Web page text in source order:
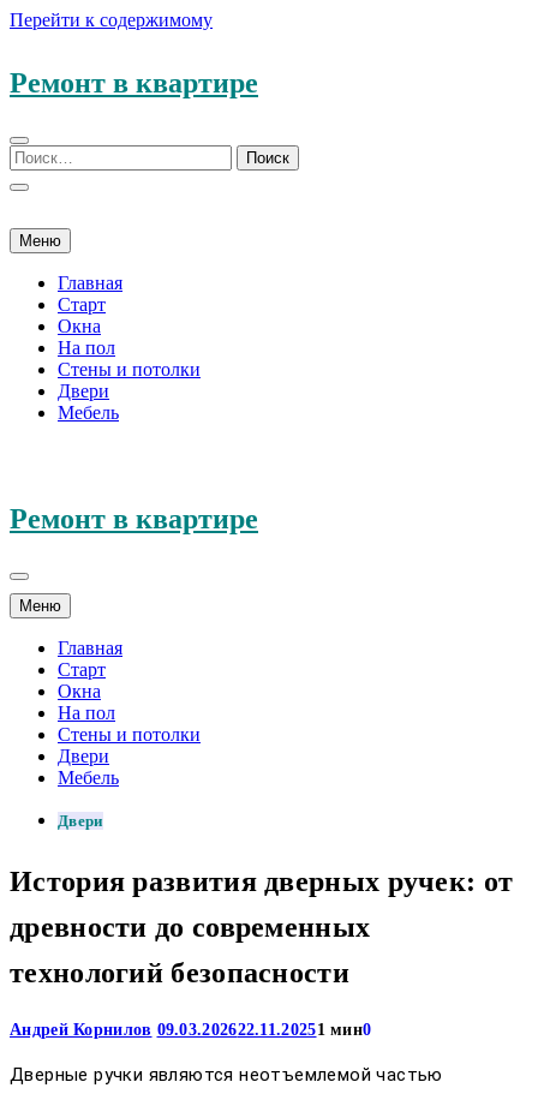
Перейти к содержимому
Ремонт в квартире
Меню
Главная
Старт
Окна
На пол
Стены и потолки
Двери
Мебель
Ремонт в квартире
Меню
Главная
Старт
Окна
На пол
Стены и потолки
Двери
Мебель
Двери
История развития дверных ручек: от
древности до современных
технологий безопасности
Андрей Корнилов 09.03.202622.11.20251 мин0
Дверные ручки являются неотъемлемой частью